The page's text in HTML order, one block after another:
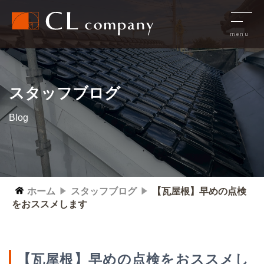
スタッフブログ
Blog
ホーム スタッフブログ
【瓦屋根】早めの点検
をおススメします
【瓦屋根】早めの点検をおススメし